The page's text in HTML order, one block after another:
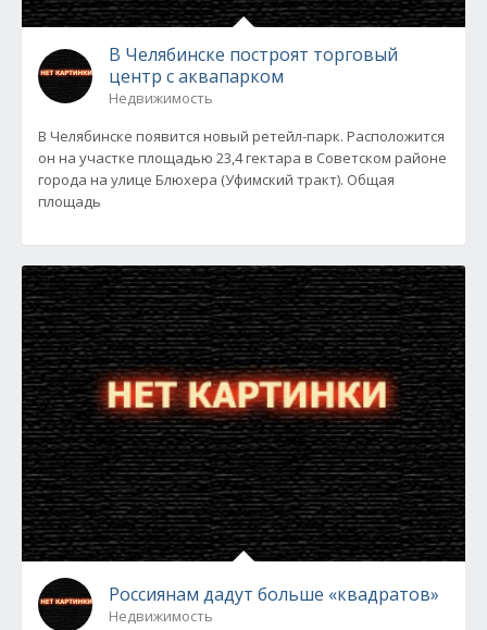
В Челябинске построят торговый
центр с аквапарком
Недвижимость
В Челябинске появится новый ретейл-парк. Расположится
он на участке площадью 23,4 гектара в Советском районе
города на улице Блюхера (Уфимский тракт). Общая
площадь
Россиянам дадут больше «квадратов»
Недвижимость